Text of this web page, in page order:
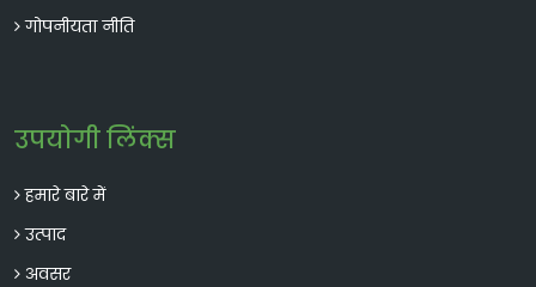
गोपनीयता नीति
उपयोगी लिंक्स
हमारे बारे में
उत्पाद
अवसर